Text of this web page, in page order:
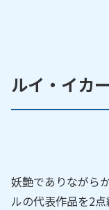
ルイ・イカ
妖艶でありながら
ルの代表作品を2点